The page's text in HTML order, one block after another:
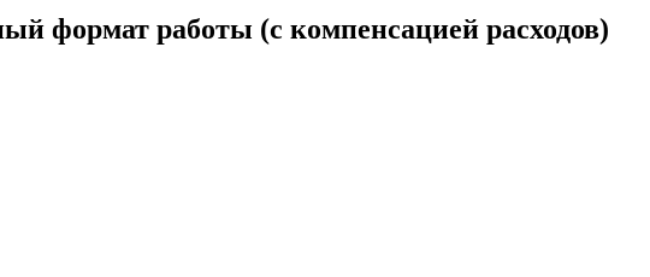
формат работы (с компенсацией расходов)